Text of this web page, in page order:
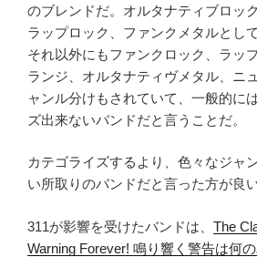
のブレンドだ。オルタナティブロッ
ラップロック、ファンクメタルとし
それ以外にもファンクロック、ラッ
ランジ、オルタナティヴメタル、ニ
ャンル分けもされていて、一般的に
ズ出来ないバンドだと言うことだ。
カテゴライズするより、色々なジャ
い所取りのバンドだと言った方が良
311が影響を受けたバンドは、 The
Warning Forever! 鳴り響く警告は何の